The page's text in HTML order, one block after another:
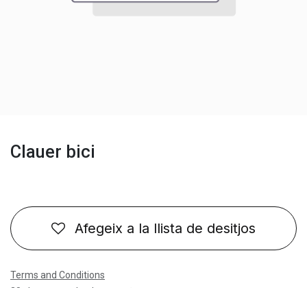
Clauer bici
Afegeix a la llista de desitjos
Terms and Conditions